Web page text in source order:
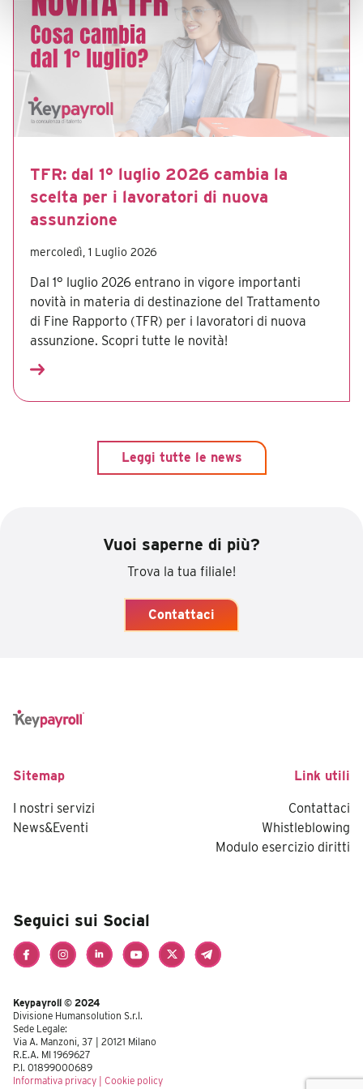
TFR: dal 1° luglio 2026 cambia la
scelta per i lavoratori di nuova
assunzione
mercoledì, 1 Luglio 2026
Dal 1° luglio 2026 entrano in vigore importanti
novità in materia di destinazione del Trattamento
di Fine Rapporto (TFR) per i lavoratori di nuova
assunzione. Scopri tutte le novità!
Leggi tutte le news
Vuoi saperne di più?
Trova la tua filiale!
Contattaci
Sitemap
I nostri servizi
News&Eventi
Link utili
Contattaci
Whistleblowing
Modulo esercizio diritti
Seguici sui Social
Keypayroll © 2024
Divisione Humansolution S.r.l.
Sede Legale:
Via A. Manzoni, 37 | 20121 Milano
R.E.A. MI 1969627
P.I. 01899000689
Informativa privacy
Cookie policy